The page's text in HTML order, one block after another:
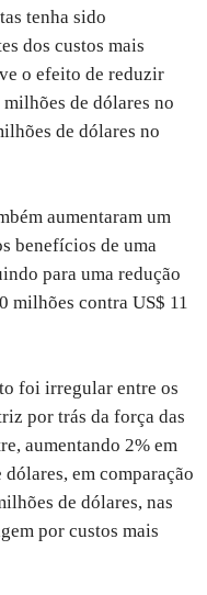
tenha sido
dos custos mais
o efeito de reduzir
de dólares no
de dólares no
aumentaram um
benefícios de uma
para uma redução
milhões contra US$ 11
foi irregular entre os
por trás da força das
aumentando 2% em
em comparação
de dólares, nas
por custos mais